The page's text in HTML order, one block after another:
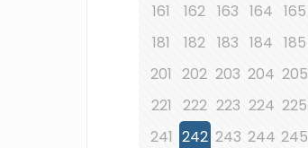
161
162 163 164 165
181
182 183 184 185
201 202 203 204 205
221
222 223 224 225
241 242 243 244 245